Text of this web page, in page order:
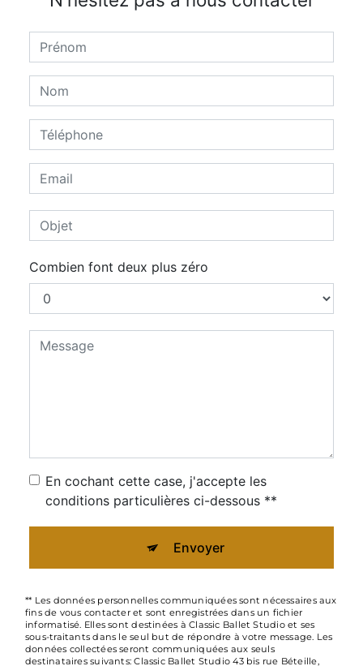
Combien font deux plus zéro
En cochant cette case, j'accepte les
conditions particulières ci-dessous **
Envoyer
** Les données personnelles communiquées sont nécessaires aux
fins de vous contacter et sont enregistrées dans un fichier
informatisé. Elles sont destinées à Classic Ballet Studio et ses
sous-traitants dans le seul but de répondre à votre message. Les
données collectées seront communiquées aux seuls
destinataires suivants: Classic Ballet Studio 43 bis rue Béteille,